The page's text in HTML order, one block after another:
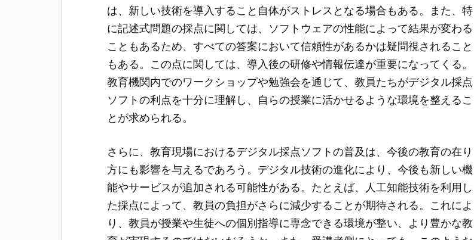
は、新しい技術を導入すること自体がストレスとなる場合もある。また、特
に記述式問題の採点に関しては、ソフトウェアの性能によって結果が変わる
こともあるため、すべての答案において信頼性があるかは疑問視されること
もある。この点に関しては、導入後の研修や情報伝達が重要になってくる。
教育機関内でのワークショップや勉強会を通じて、教員たちがデジタル採点
ソフトの利点を十分に理解し、自らの授業に活かせるような環境を整えるこ
とが求められる。
さらに、教育現場におけるデジタル採点ソフトの普及は、今後の教育の在り
方にも影響を与えるであろう。デジタル技術の進化により、今後も新しい機
能やサービスが追加される可能性がある。たとえば、人工知能技術を利用し
た採点によって、教員の負担がさらに減少することが期待される。これによ
り、教員が授業や生徒への個別指導に専念できる環境が整い、より豊かな教